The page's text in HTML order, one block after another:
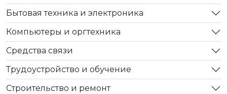
Бытовая техника и электроника
Компьютеры и оргтехника
Средства связи
Трудоустройство и обучение
Строительство и ремонт